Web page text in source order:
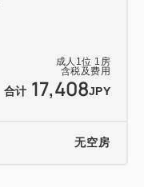
成人 1位 1 房
含税及费用
合计 17,408JPY
无空房